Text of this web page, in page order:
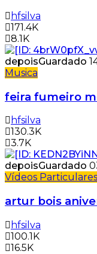
hfsilva
171.4K
8.1K
depoisGuardado
Musica
feira fumeiro
hfsilva
130.3K
3.7K
depoisGuardado
Vídeos Particulares
artur bois
hfsilva
100.1K
16.5K